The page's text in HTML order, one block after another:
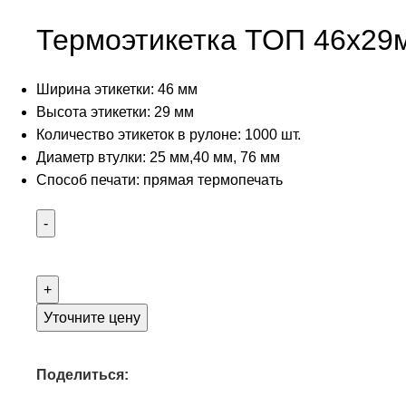
Термоэтикетка ТОП
Ширина этикетки: 46 мм
Высота этикетки: 29 мм
Количество этикеток в рулоне: 1000 шт.
Диаметр втулки: 25 мм,40 мм, 76 мм
Способ печати: прямая термопечать
Уточните цену
Поделиться: